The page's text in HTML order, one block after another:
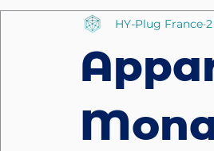
HY-Plug France